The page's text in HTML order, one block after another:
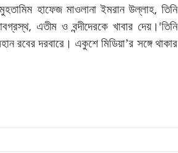
মুহতামিম হাফেজ মাওলানা ইমরান উল্লাহ, তিনি
, এতীম ও বন্দীদেরকে খাবার দেয়। 'তিনি
রবের দরবারে ।একুশে মিডিয়া’র সঙ্গে থাকার